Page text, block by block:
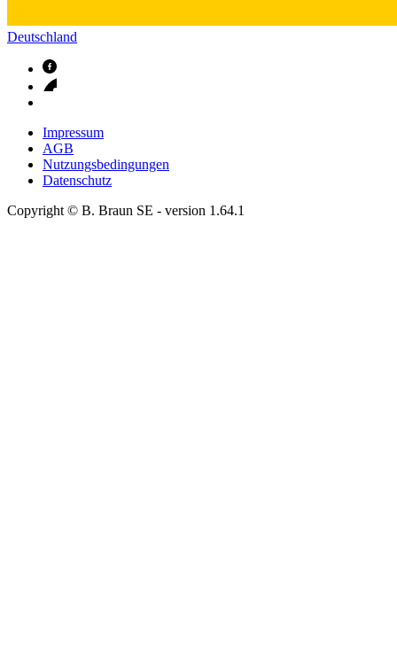
Deutschland
Impressum
AGB
Nutzungsbedingungen
Datenschutz
Copyright © B. Braun SE - version 1.64.1